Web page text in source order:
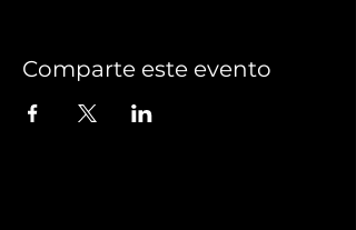
Comparte este evento